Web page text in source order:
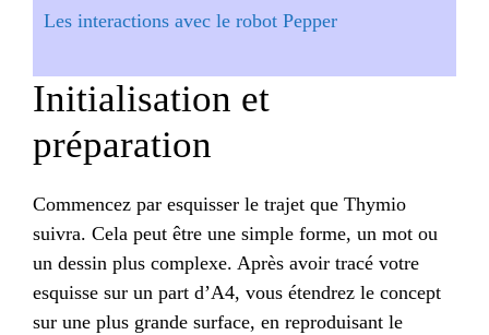
Les interactions avec le robot Pepper
Initialisation et
préparation
Commencez par esquisser le trajet que Thymio
suivra. Cela peut être une simple forme, un mot ou
un dessin plus complexe. Après avoir tracé votre
esquisse sur un part d’A4, vous étendrez le concept
sur une plus grande surface, en reproduisant le